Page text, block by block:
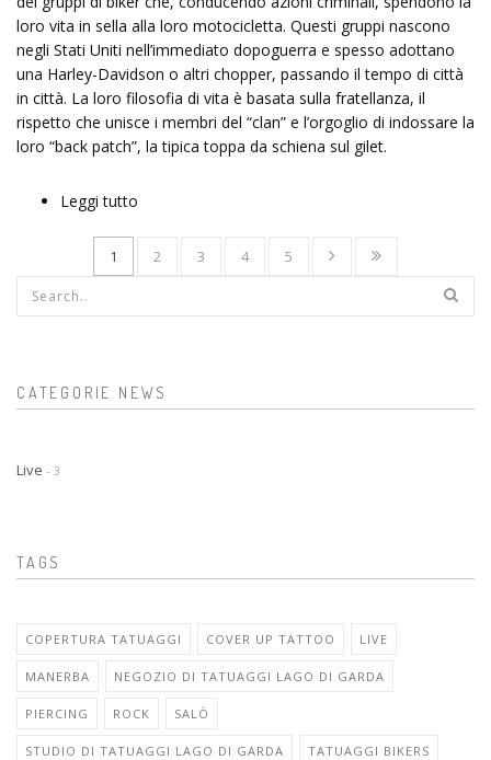
loro vita in sella alla loro motocicletta. Questi gruppi nascono
negli Stati Uniti nell’immediato dopoguerra e spesso adottano
una Harley-Davidson o altri chopper, passando il tempo di città
in città. La loro filosofia di vita è basata sulla fratellanza, il
rispetto che unisce i membri del “clan” e l’orgoglio di indossare la
loro “back patch”, la tipica toppa da schiena sul gilet.
Leggi tutto
1 2 3 4 5
Form di ricerca
CATEGORIE NEWS
Live - 3
TAGS
COPERTURA TATUAGGI COVER UP TATTOO LIVE
MANERBA NEGOZIO DI TATUAGGI LAGO DI GARDA
PIERCING ROCK SALÒ
STUDIO DI TATUAGGI LAGO DI GARDA TATUAGGI BIKERS